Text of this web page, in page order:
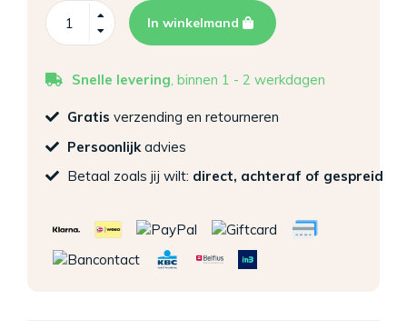
In winkelmand
Snelle levering, binnen 1 - 2 werkdagen
Gratis verzending en retourneren
Persoonlijk advies
Betaal zoals jij wilt: direct, achteraf of gespreid